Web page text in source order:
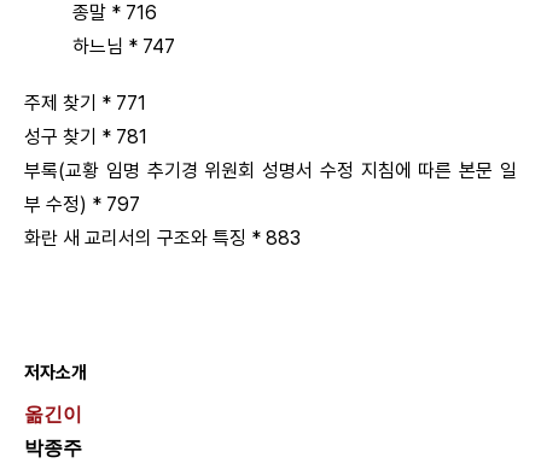
종말 * 716
하느님 * 747
주제 찾기 * 771
성구 찾기 * 781
부록(교황 임명 추기경 위원회 성명서 수정 지침에 따른 본문 일
부 수정) * 797
화란 새 교리서의 구조와 특징 * 883
저자소개
옮긴이
박종주